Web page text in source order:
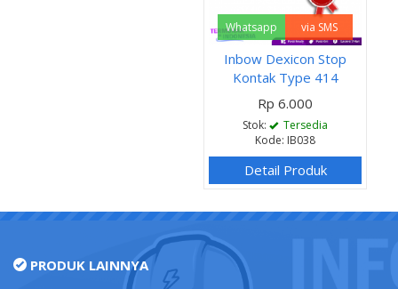
Whatsapp via SMS
Inbow Dexicon Stop
Kontak Type 414
Rp 6.000
Stok:
Tersedia
Kode: IB038
Detail Produk
PRODUK LAINNYA